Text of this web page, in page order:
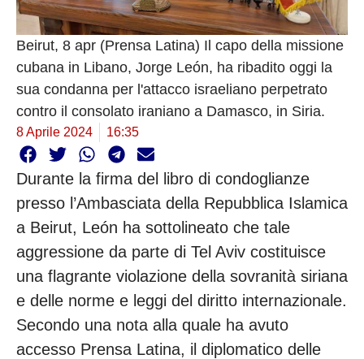
Beirut, 8 apr (Prensa Latina) Il capo della missione
cubana in Libano, Jorge León, ha ribadito oggi la
sua condanna per l'attacco israeliano perpetrato
contro il consolato iraniano a Damasco, in Siria.
8 Aprile 2024 16:35
Durante la firma del libro di condoglianze
presso l’Ambasciata della Repubblica Islamica
a Beirut, León ha sottolineato che tale
aggressione da parte di Tel Aviv costituisce
una flagrante violazione della sovranità siriana
e delle norme e leggi del diritto internazionale.
Secondo una nota alla quale ha avuto
accesso Prensa Latina, il diplomatico delle